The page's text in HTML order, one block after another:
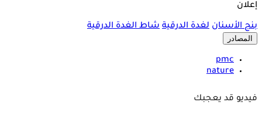
إعلان
بنج الأسنان لغدة الدرقية شاط الغدة الدرقية
المصادر
pmc
nature
فيديو قد يعجبك